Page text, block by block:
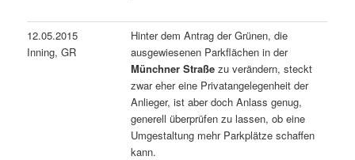
12.05.2015
Inning, GR
Hinter dem Antrag der Grünen, die
ausgewiesenen Parkflächen in der
Münchner Straße zu verändern, steckt
zwar eher eine Privatangelegenheit der
Anlieger, ist aber doch Anlass genug,
generell überprüfen zu lassen, ob eine
Umgestaltung mehr Parkplätze schaffen
kann.